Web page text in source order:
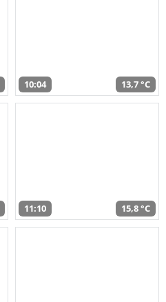
10:04 13,7 °C
11:10 15,8 °C